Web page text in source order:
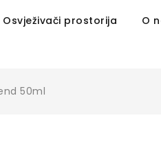
Osvježivači prostorija
O
50ml